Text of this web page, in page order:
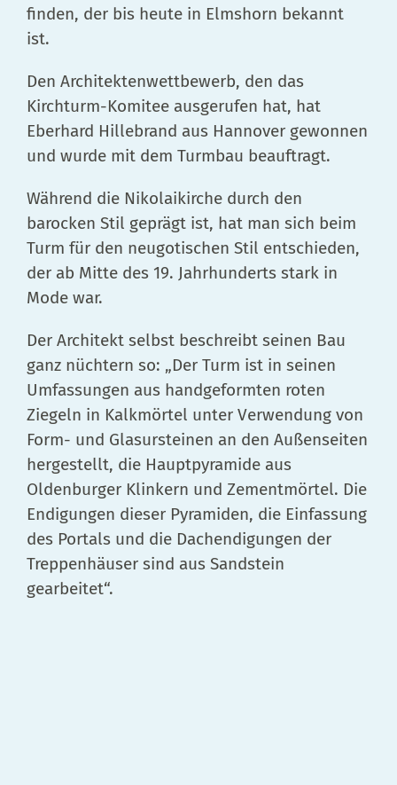
finden, der bis heute in Elmshorn bekannt
ist.
Den Architektenwettbewerb, den das
Kirchturm-Komitee ausgerufen hat, hat
Eberhard Hillebrand aus Hannover gewonnen
und wurde mit dem Turmbau beauftragt.
Während die Nikolaikirche durch den
barocken Stil geprägt ist, hat man sich beim
Turm für den neugotischen Stil entschieden,
der ab Mitte des 19. Jahrhunderts stark in
Mode war.
Der Architekt selbst beschreibt seinen Bau
ganz nüchtern so: „Der Turm ist in seinen
Umfassungen aus handgeformten roten
Ziegeln in Kalkmörtel unter Verwendung von
Form- und Glasursteinen an den Außenseiten
hergestellt, die Hauptpyramide aus
Oldenburger Klinkern und Zementmörtel. Die
Endigungen dieser Pyramiden, die Einfassung
des Portals und die Dachendigungen der
Treppenhäuser sind aus Sandstein
gearbeitet“.